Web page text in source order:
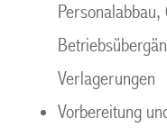
Personalabbau,
Verlagerungen
Vorbereitung